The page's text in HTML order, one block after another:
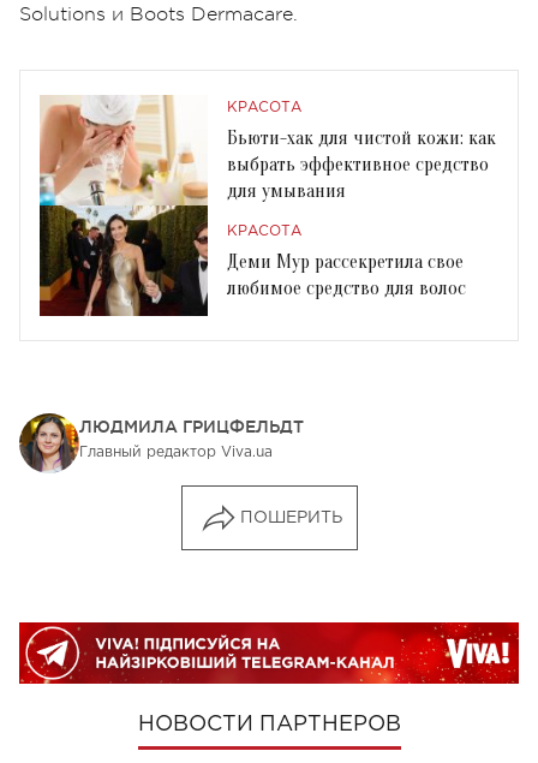
Solutions и Boots Dermacare.
КРАСОТА
Бьюти-хак для чистой кожи: как
выбрать эффективное средство
для умывания
КРАСОТА
Деми Мур рассекретила свое
любимое средство для волос
ЛЮДМИЛА ГРИЦФЕЛЬДТ
Главный редактор Viva.ua
ПОШЕРИТЬ
НОВОСТИ ПАРТНЕРОВ